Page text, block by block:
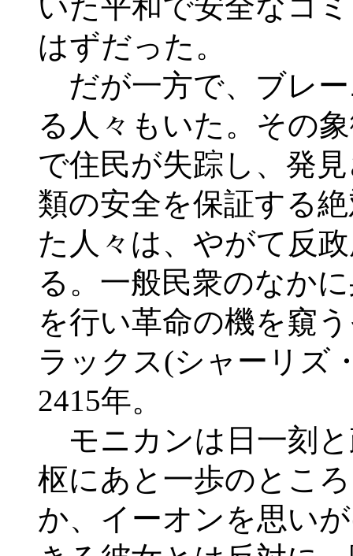
はずだった。
だが一方で、ブレ
る人々もいた。その
で住民が失踪し、発
類の安全を保証する
た人々は、やがて反
る。一般民衆のなか
を行い革命の機を窺
ラックス(シャーリズ
2415年。
モニカンは日一刻
枢にあと一歩のとこ
か、イーオンを思い